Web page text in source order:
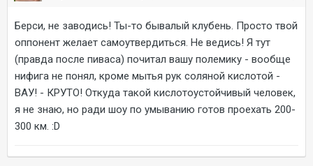
Берси, не заводись! Ты-то бывалый клубень. Просто твой
оппонент желает самоутвердиться. Не ведись! Я тут
(правда после пиваса) почитал вашу полемику - вообще
нифига не понял, кроме мытья рук соляной кислотой -
ВАУ! - КРУТО! Откуда такой кислотоустойчивый человек,
я не знаю, но ради шоу по умыванию готов проехать 200-
300 км. :D